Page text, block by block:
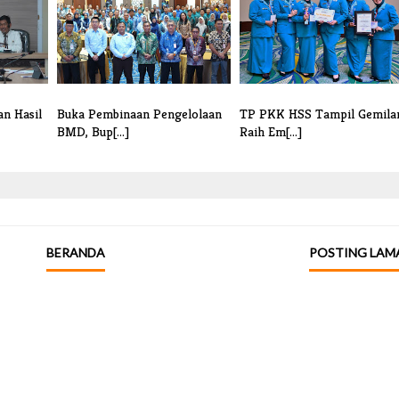
Hasil
Buka Pembinaan Pengelolaan
BMD, Bup[...]
TP PKK HSS Tampil
Raih Em[...]
POSTING
BERANDA